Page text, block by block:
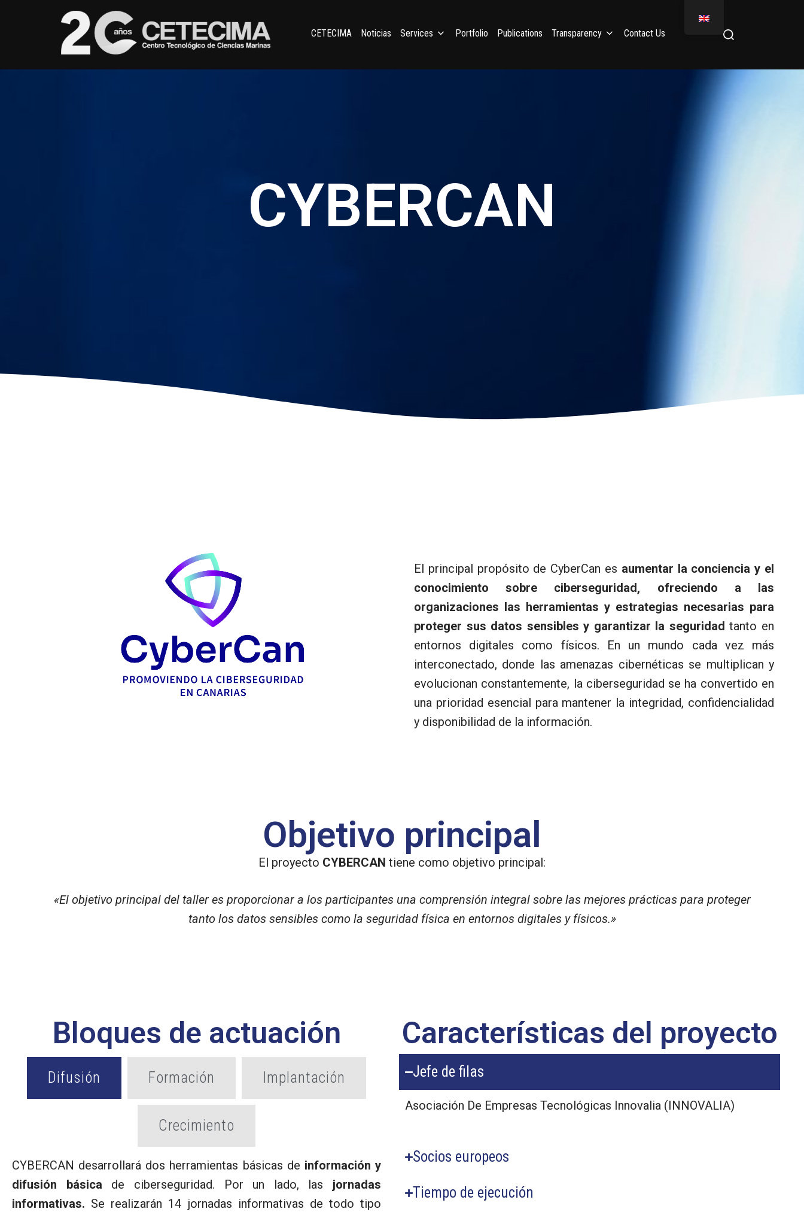
CETECIMA Noticias Services Portfolio Publications Transparency Contact Us
CYBERCAN
El principal propósito de CyberCan es aumentar la conciencia y el
conocimiento sobre ciberseguridad, ofreciendo a las
organizaciones las herramientas y estrategias necesarias para
proteger sus datos sensibles y garantizar la seguridad tanto en
entornos digitales como físicos. En un mundo cada vez más
interconectado, donde las amenazas cibernéticas se multiplican y
evolucionan constantemente, la ciberseguridad se ha convertido en
una prioridad esencial para mantener la integridad, confidencialidad
y disponibilidad de la información.
Objetivo principal
El proyecto CYBERCAN tiene como objetivo principal:
«El objetivo principal del taller es proporcionar a los participantes una comprensión integral sobre las mejores prácticas para proteger
tanto los datos sensibles como la seguridad física en entornos digitales y físicos.»
Bloques de actuación
Difusión Formación Implantación
Crecimiento
CYBERCAN desarrollará dos herramientas básicas de información y
difusión básica de ciberseguridad. Por un lado, las jornadas
informativas. Se realizarán 14 jornadas informativas de todo tipo
Características del proyecto
Jefe de filas
Asociación De Empresas Tecnológicas Innovalia (INNOVALIA)
Socios europeos
Tiempo de ejecución